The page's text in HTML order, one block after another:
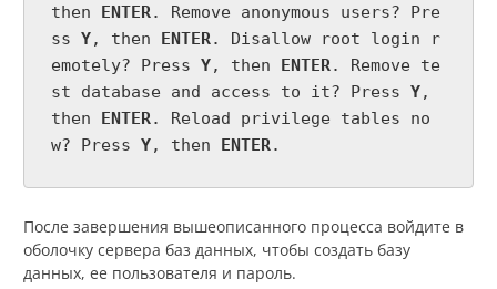
then ENTER. Remove anonymous users? Pre
ss Y, then ENTER. Disallow root login r
emotely? Press Y, then ENTER. Remove te
st database and access to it? Press Y,
then ENTER. Reload privilege tables no
w? Press Y, then ENTER.
После завершения вышеописанного процесса войдите в
оболочку сервера баз данных, чтобы создать базу
данных, ее пользователя и пароль.